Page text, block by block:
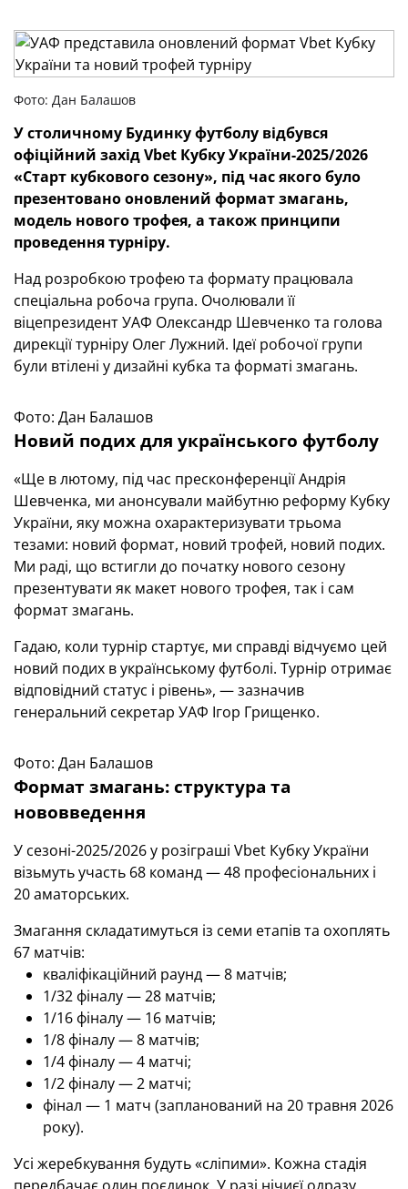
Фото: Дан Балашов
У столичному Будинку футболу відбувся
офіційний захід Vbet Кубку України-2025/2026
«Старт кубкового сезону», під час якого було
презентовано оновлений формат змагань,
модель нового трофея, а також принципи
проведення турніру.
Над розробкою трофею та формату працювала
спеціальна робоча група. Очолювали її
віцепрезидент УАФ Олександр Шевченко та голова
дирекції турніру Олег Лужний. Ідеї робочої групи
були втілені у дизайні кубка та форматі змагань.
Фото: Дан Балашов
Новий подих для українського футболу
«Ще в лютому, під час пресконференції Андрія
Шевченка, ми анонсували майбутню реформу Кубку
України, яку можна охарактеризувати трьома
тезами: новий формат, новий трофей, новий подих.
Ми раді, що встигли до початку нового сезону
презентувати як макет нового трофея, так і сам
формат змагань.
Гадаю, коли турнір стартує, ми справді відчуємо цей
новий подих в українському футболі. Турнір отримає
відповідний статус і рівень», — зазначив
генеральний секретар УАФ Ігор Грищенко.
Фото: Дан Балашов
Формат змагань: структура та
нововведення
У сезоні-2025/2026 у розіграші Vbet Кубку України
візьмуть участь 68 команд — 48 професіональних і
20 аматорських.
Змагання складатимуться із семи етапів та охоплять
67 матчів:
кваліфікаційний раунд — 8 матчів;
1/32 фіналу — 28 матчів;
1/16 фіналу — 16 матчів;
1/8 фіналу — 8 матчів;
1/4 фіналу — 4 матчі;
1/2 фіналу — 2 матчі;
фінал — 1 матч (запланований на 20 травня 2026
року).
Усі жеребкування будуть «сліпими». Кожна стадія